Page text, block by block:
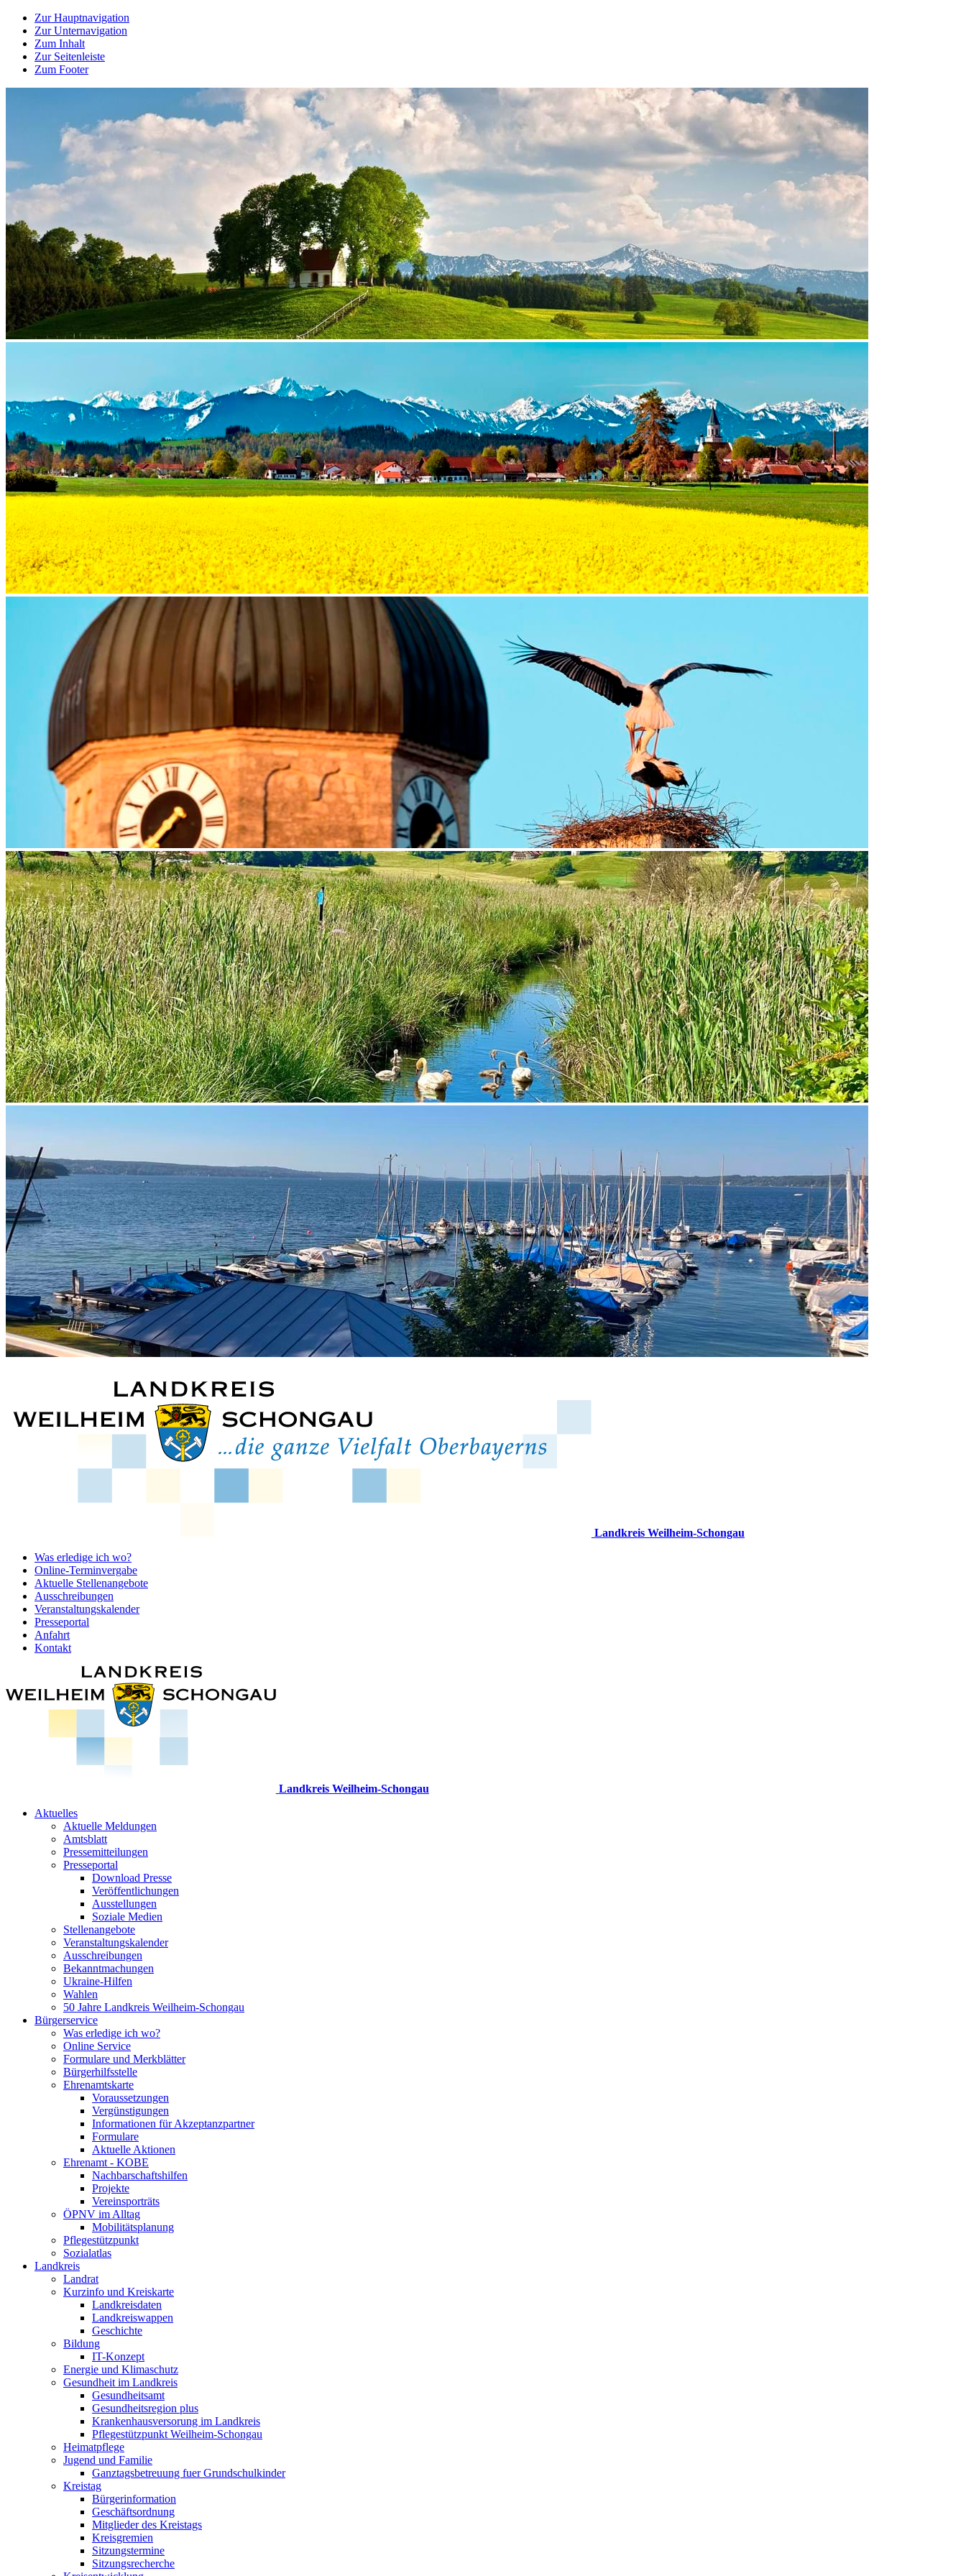
Zur Hauptnavigation
Zur Unternavigation
Zum Inhalt
Zur Seitenleiste
Zum Footer
Landkreis Weilheim-Schongau
Was erledige ich wo?
Online-Terminvergabe
Aktuelle Stellenangebote
Ausschreibungen
Veranstaltungskalender
Presseportal
Anfahrt
Kontakt
Landkreis Weilheim-Schongau
Aktuelles
Aktuelle Meldungen
Amtsblatt
Pressemitteilungen
Presseportal
Download Presse
Veröffentlichungen
Ausstellungen
Soziale Medien
Stellenangebote
Veranstaltungskalender
Ausschreibungen
Bekanntmachungen
Ukraine-Hilfen
Wahlen
50 Jahre Landkreis Weilheim-Schongau
Bürgerservice
Was erledige ich wo?
Online Service
Formulare und Merkblätter
Bürgerhilfsstelle
Ehrenamtskarte
Voraussetzungen
Vergünstigungen
Informationen für Akzeptanzpartner
Formulare
Aktuelle Aktionen
Ehrenamt - KOBE
Nachbarschaftshilfen
Projekte
Vereinsporträts
ÖPNV im Alltag
Mobilitätsplanung
Pflegestützpunkt
Sozialatlas
Landkreis
Landrat
Kurzinfo und Kreiskarte
Landkreisdaten
Landkreiswappen
Geschichte
Bildung
IT-Konzept
Energie und Klimaschutz
Gesundheit im Landkreis
Gesundheitsamt
Gesundheitsregion plus
Krankenhausversorung im Landkreis
Pflegestützpunkt Weilheim-Schongau
Heimatpflege
Jugend und Familie
Ganztagsbetreuung fuer Grundschulkinder
Kreistag
Bürgerinformation
Geschäftsordnung
Mitglieder des Kreistags
Kreisgremien
Sitzungstermine
Sitzungsrecherche